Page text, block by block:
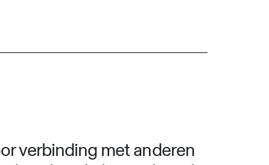
verbinding met anderen